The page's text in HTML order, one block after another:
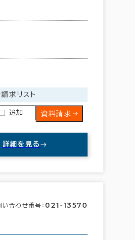
求リスト
追加 資料請求
詳細を見る
い合わせ番号： 021-13570